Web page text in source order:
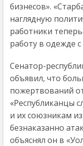
бизнесов».
наглядную
работники
работу в одежде
Сенатор-
объявил, что
пожертвований
«Республиканцы
и их союзникам
безнаказанно
объяснял он в